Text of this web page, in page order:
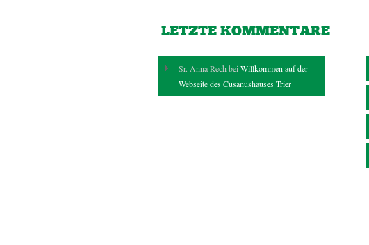
LETZTE KOMMENTARE
Sr. Anna Rech beiWillkommen auf der
Webseite des Cusanushauses Trier